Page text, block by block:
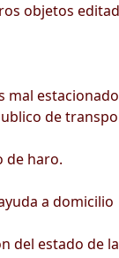
objetos
mal
de
de haro.
a domicilio
del estado de